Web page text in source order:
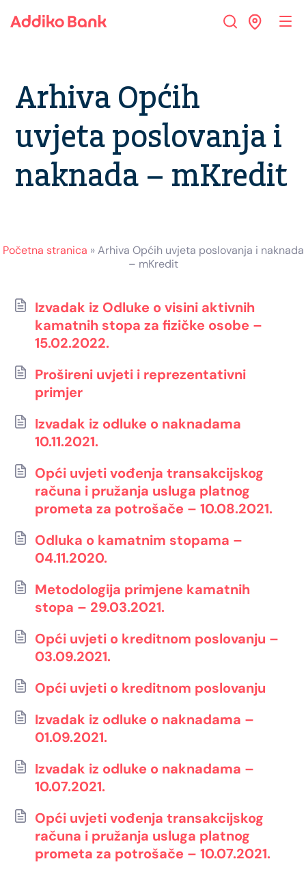
Arhiva Općih
uvjeta poslovanja i
naknada – mKredit
Početna stranica »Arhiva Općih uvjeta poslovanja i naknada
– mKredit
Izvadak iz Odluke o visini aktivnih
kamatnih stopa za fizičke osobe –
15.02.2022.
Prošireni uvjeti i reprezentativni
primjer
Izvadak iz odluke o naknadama
10.11.2021.
Opći uvjeti vođenja transakcijskog
računa i pružanja usluga platnog
prometa za potrošače – 10.08.2021.
Odluka o kamatnim stopama –
04.11.2020.
Metodologija primjene kamatnih
stopa – 29.03.2021.
Opći uvjeti o kreditnom poslovanju –
03.09.2021.
Opći uvjeti o kreditnom poslovanju
Izvadak iz odluke o naknadama –
01.09.2021.
Izvadak iz odluke o naknadama –
10.07.2021.
Opći uvjeti vođenja transakcijskog
računa i pružanja usluga platnog
prometa za potrošače – 10.07.2021.